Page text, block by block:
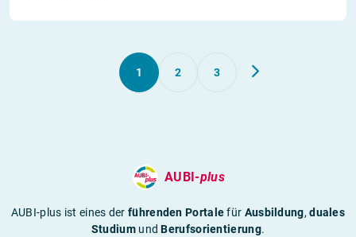
1 2 3
AUBI-plus
AUBI-plus ist eines derführenden Portalefür Ausbildung,duales
StudiumundBerufsorientierung.